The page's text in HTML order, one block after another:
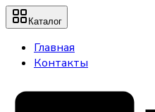
Каталог
Главная
Контакты